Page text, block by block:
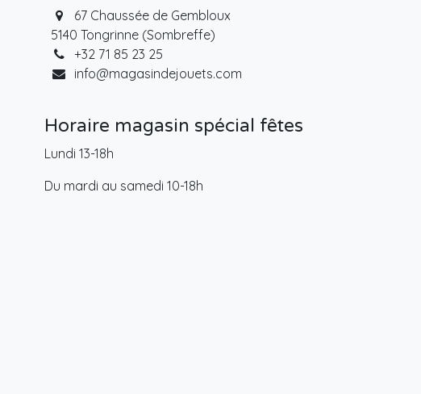
67 Chaussée de Gembloux
5140 Tongrinne (Sombreffe)
+32 71 85 23 25
info@magasindejouets.com
Horaire magasin spécial fêtes
Lundi 13-18h
Du mardi au samedi 10-18h